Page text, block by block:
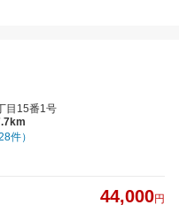
目15番1号
件）
44,000円